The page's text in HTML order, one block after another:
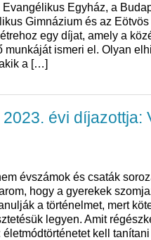
Evangélikus Egyház, a
Gimnázium és az
egy díjat, amely a
munkáját ismeri el. Olyan
a […]
évi díjazottja:
évszámok és csaták
hogy a gyerekek
a történelmet, mert
legyen. Amit
életmódtörténetet kell